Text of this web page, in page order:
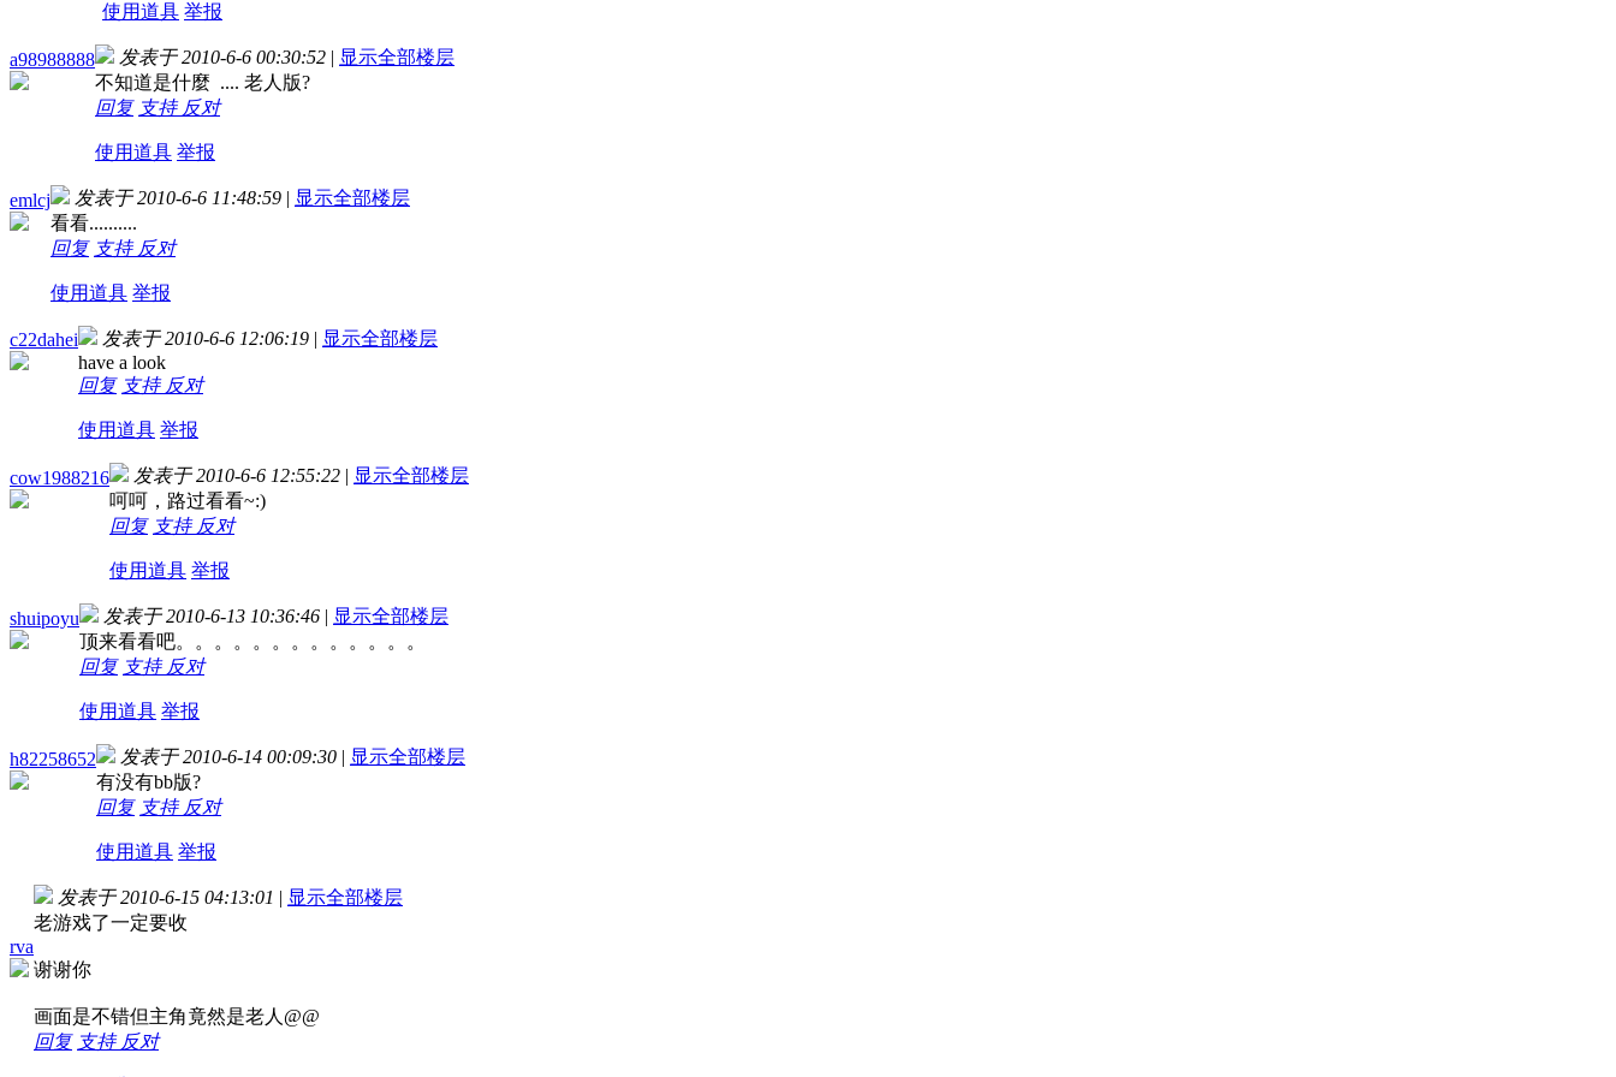
使用道具 举报
a98988888 发表于 2010-6-6 00:30:52 | 显示全部楼层
不知道是什麼 .... 老人版?
回复 支持 反对
使用道具 举报
emlcj 发表于 2010-6-6 11:48:59 | 显示全部楼层
看看..........
回复 支持 反对
使用道具 举报
c22dahei 发表于 2010-6-6 12:06:19 | 显示全部楼层
have a look
回复 支持 反对
使用道具 举报
cow1988216 发表于 2010-6-6 12:55:22 | 显示全部楼层
呵呵，路过看看~:)
回复 支持 反对
使用道具 举报
shuipoyu 发表于 2010-6-13 10:36:46 | 显示全部楼层
顶来看看吧。。。。。。。。。。。。。
回复 支持 反对
使用道具 举报
h82258652 发表于 2010-6-14 00:09:30 | 显示全部楼层
有没有bb版?
回复 支持 反对
使用道具 举报
rva
发表于 2010-6-15 04:13:01 | 显示全部楼层
老游戏了一定要收
谢谢你
画面是不错但主角竟然是老人@@
回复 支持 反对